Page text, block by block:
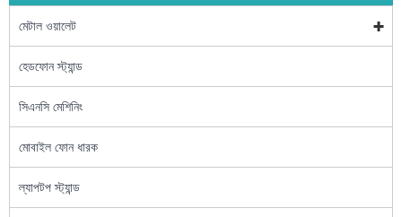
মেটাল ওয়ালেট
হেডফোন স্ট্যান্ড
সিএনসি মেশিনিং
মোবাইল ফোন ধারক
ল্যাপটপ স্ট্যান্ড